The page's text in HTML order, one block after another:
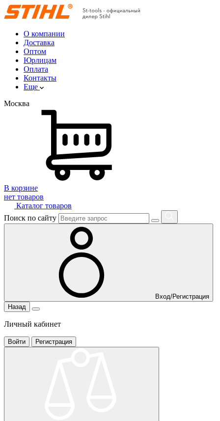
О компании
Доставка
Оптом
Юрлицам
Оплата
Контакты
Еще
Москва
В корзине
нет товаров
Каталог товаров
Поиск по сайту
Вход/Регистрация
Назад
Личный кабинет
Войти Регистрация